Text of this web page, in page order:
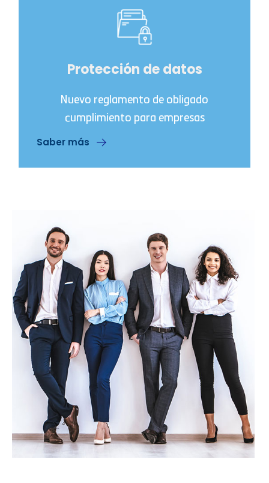
Protección de datos
Nuevo reglamento de obligado
cumplimiento para empresas
Saber más